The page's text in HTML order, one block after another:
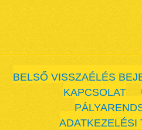
BELSŐ VISSZAÉLÉS
KAPCSOLAT
ADATKEZELÉSI